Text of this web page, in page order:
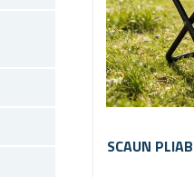
SCAUN